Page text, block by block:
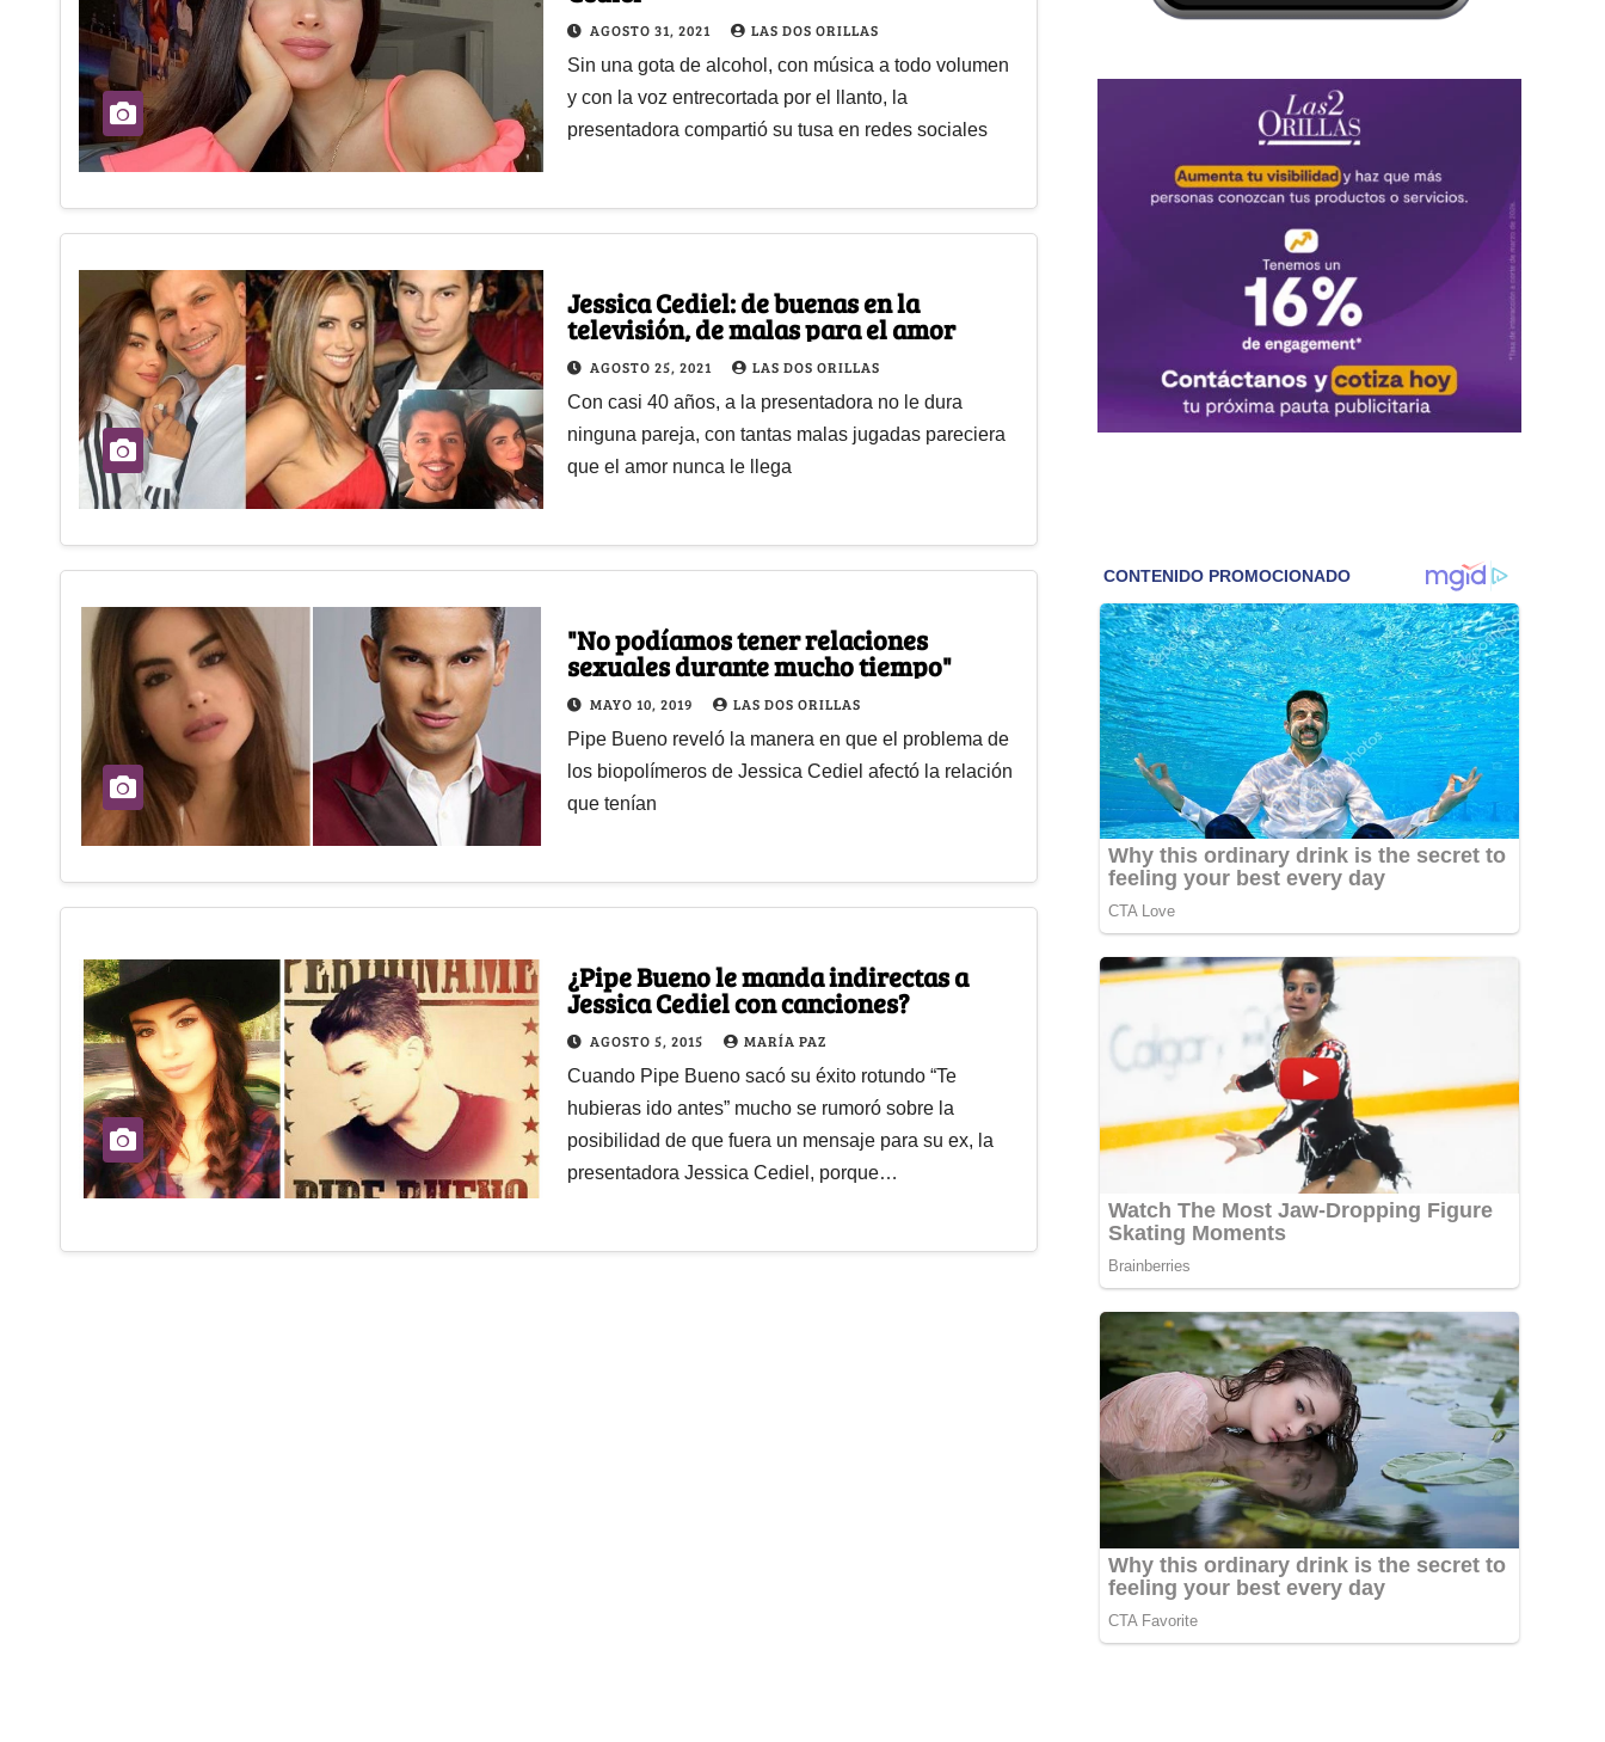
AGOSTO 31, 2021 LAS DOS ORILLAS
Sin una gota de alcohol, con música a todo volumen
y con la voz entrecortada por el llanto, la
presentadora compartió su tusa en redes sociales
Jessica Cediel: de buenas en la
televisión, de malas para el amor
AGOSTO 25, 2021 LAS DOS ORILLAS
Con casi 40 años, a la presentadora no le dura
ninguna pareja, con tantas malas jugadas pareciera
que el amor nunca le llega
"No podíamos tener relaciones
sexuales durante mucho tiempo"
MAYO 10, 2019 LAS DOS ORILLAS
Pipe Bueno reveló la manera en que el problema de
los biopolímeros de Jessica Cediel afectó la relación
que tenían
¿Pipe Bueno le manda indirectas a
Jessica Cediel con canciones?
AGOSTO 5, 2015 MARÍA PAZ
Cuando Pipe Bueno sacó su éxito rotundo “Te
hubieras ido antes” mucho se rumoró sobre la
posibilidad de que fuera un mensaje para su ex, la
presentadora Jessica Cediel, porque…